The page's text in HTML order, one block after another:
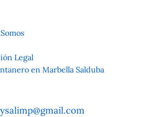
Legal
en Marbella Salduba